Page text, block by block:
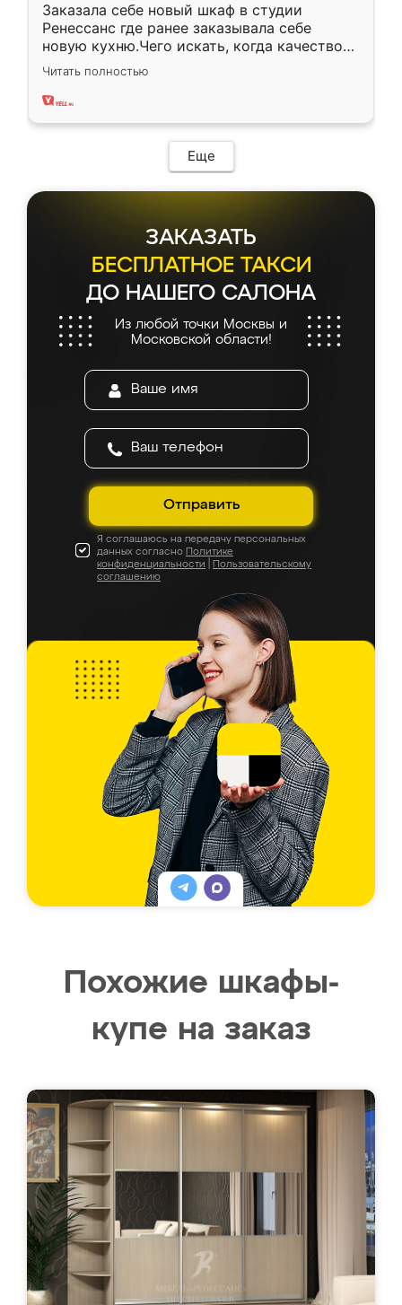
Заказала себе новый шкаф в студии
Ренессанс где ранее заказывала себе
новую кухню.Чего искать, когда качеством
вполне довольна. Служит кухня уже почти
два года, нареканий нет.
Читать полностью
Еще
ЗАКАЗАТЬ
БЕСПЛАТНОЕ ТАКСИ
ДО НАШЕГО САЛОНА
Из любой точки Москвы и
Московской области!
Отправить
Я соглашаюсь на передачу персональных
данных согласно Политике
конфиденциальности
Пользовательскому
соглашению
Похожие шкафы-
купе на заказ